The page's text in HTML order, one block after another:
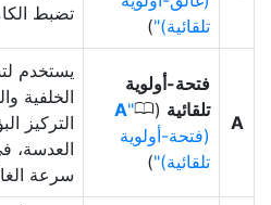
تلقائية) )
تضبط
A
فتحة-أولوية
تلقائية (
0
A
(فتحة-أولوية
تلقائية) )
يستخدم
الخلفية
التركيز
العدسة،
سرعة